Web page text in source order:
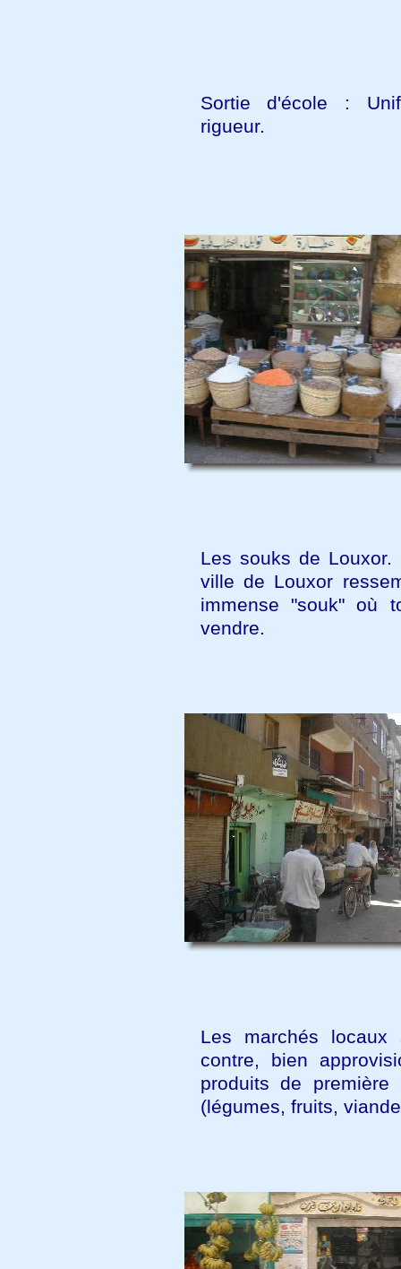
Sortie d'école :
rigueur.
Les souks de Louxor.
ville de Louxor
immense "souk" où
vendre.
Les marchés locaux
contre, bien
produits de première
(légumes, fruits,